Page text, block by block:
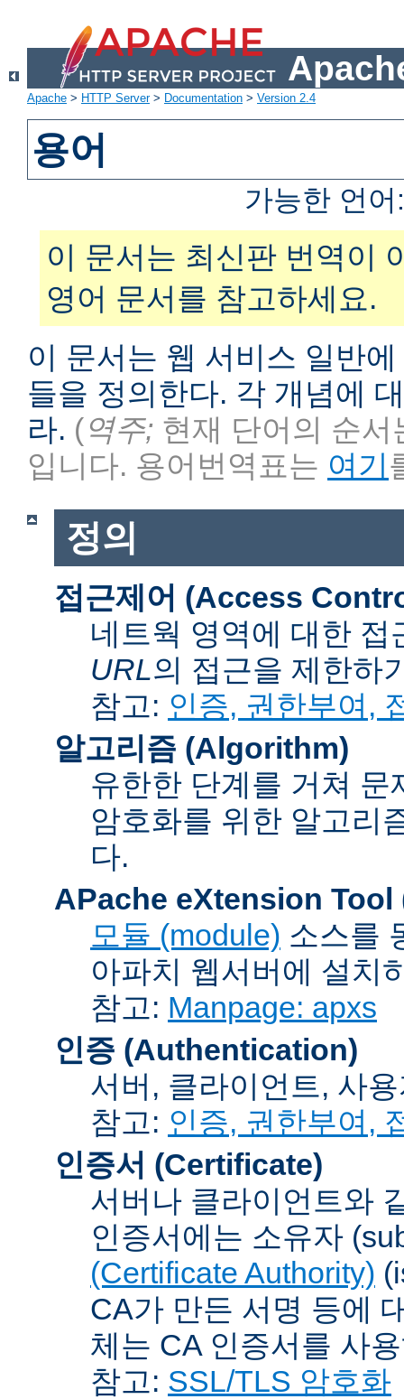
Apache > HTTP Server> Documentation > Version 2.4
용어
가능한 언
이 문서는 최신판 번역이
영어 문서를 참고하세요.
이 문서는 웹 서비스 일반
들을 정의한다. 각 개념에
라. (역주; 현재 단어의 순
입니다. 용어번역표는 여기
정의
접근제어 (Access
네트웍 영역에 대한
URL의 접근을 제한하
참고: 인증, 권한부여,
알고리즘 (Algorithm)
유한한 단계를 거쳐
암호화를 위한 알고리
다.
APache eXtension Tool
모듈 (module) 소스를
아파치 웹서버에 설치
참고: Manpage: apxs
인증 (Authentication)
서버, 클라이언트, 사
참고: 인증, 권한부여,
인증서 (Certificate)
서버나 클라이언트와
인증서에는 소유자
(Certificate Authority)
CA가 만든 서명 등에
체는 CA 인증서를 사
참고: SSL/TLS 암호화